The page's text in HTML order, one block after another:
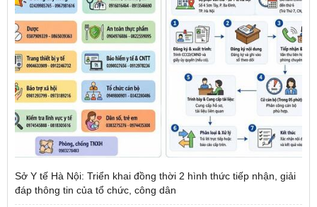
Sở Y tế Hà Nội: Triển khai đồng thời 2 hình thức tiếp nhận, giải
đáp thông tin của tổ chức, công dân